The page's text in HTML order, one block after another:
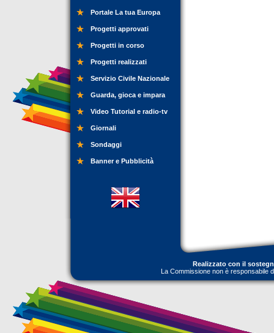
Portale La tua Europa
Progetti approvati
Progetti in corso
Progetti realizzati
Servizio Civile Nazionale
Guarda, gioca e impara
Video Tutorial e radio-tv
Giornali
Sondaggi
Banner e Pubblicità
Realizzato con il
La Commissione non è responsabile